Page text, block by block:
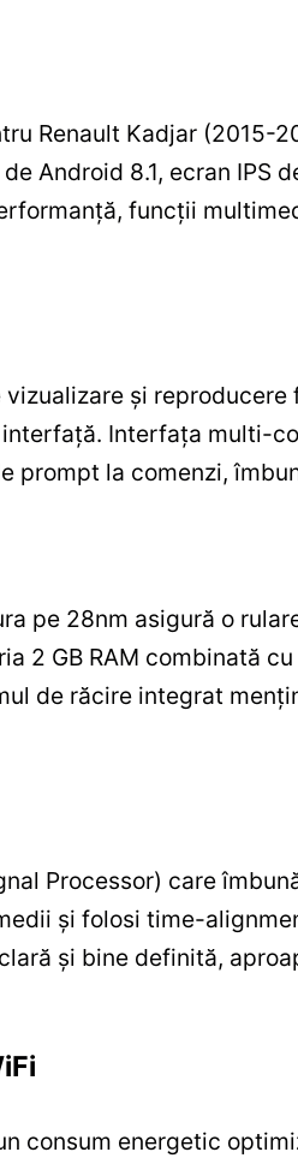
Renault Kadjar (2015-
Android 8.1, ecran IPS
funcţii
şi
Interfaţa multi-
prompt la comenzi,
pe 28nm asigură o
2 GB RAM combinată
de răcire integrat
Processor) care
şi folosi time-
şi bine definită,
consum energetic